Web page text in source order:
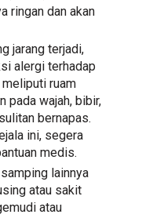
ringan dan akan
jarang terjadi,
alergi terhadap
meliputi ruam
pada wajah, bibir,
bernapas.
ini, segera
medis.
lainnya
atau sakit
atau